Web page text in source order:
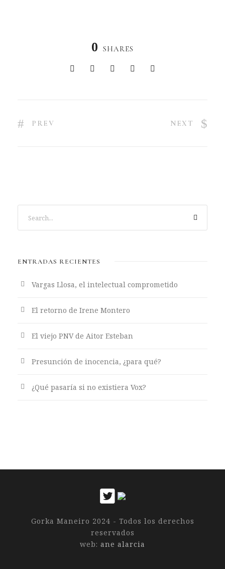
0 SHARES
PREV NEXT
ENTRADAS RECIENTES
Vargas Llosa, el intelectual comprometido
El retorno de Irene Montero
El viejo PNV de Aitor Esteban
Presunción de inocencia, ¿para qué?
¿Qué pasaría si no existiera Vox?
Gorka Maneiro 2024 - Todos los derechos
reservados
web: ane alarcia